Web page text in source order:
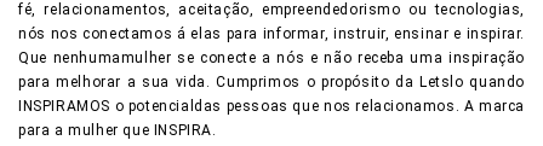
fé, relacionamentos, aceitação, empreendedorismo ou tecnologias,
nós nos conectamos á elas para informar, instruir, ensinar e inspirar.
Que nenhumamulher se conecte a nós e não receba uma inspiração
para melhorar a sua vida. Cumprimos o propósito da Letslo quando
INSPIRAMOS o potencialdas pessoas que nos relacionamos. A marca
para a mulher que INSPIRA.